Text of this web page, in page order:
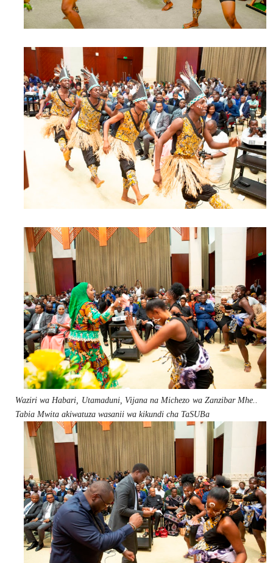
Waziri wa Habari, Utamaduni, Vijana na Michezo wa Zanzibar Mhe..
Tabia Mwita akiwatuza wasanii wa kikundi cha TaSUBa